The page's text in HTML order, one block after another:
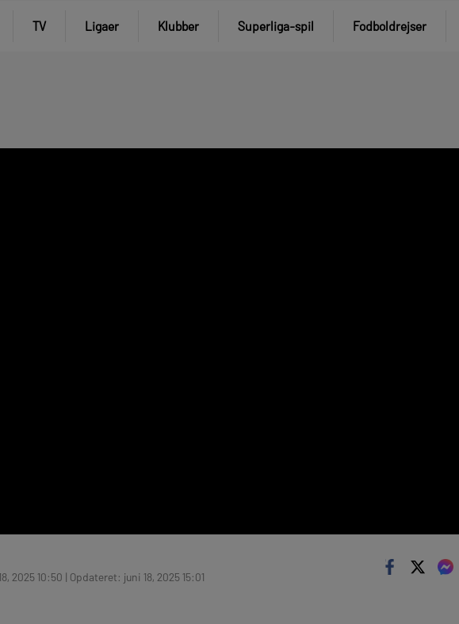
TV Ligaer Klubber Superliga-spil Fodboldrejser
2025 10:50 | Opdateret: juni 18, 2025 15:01